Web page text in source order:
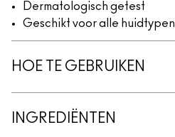
Dermatologisch getest
Geschikt voor alle huidtypen
HOE TE GEBRUIKEN
INGREDIËNTEN